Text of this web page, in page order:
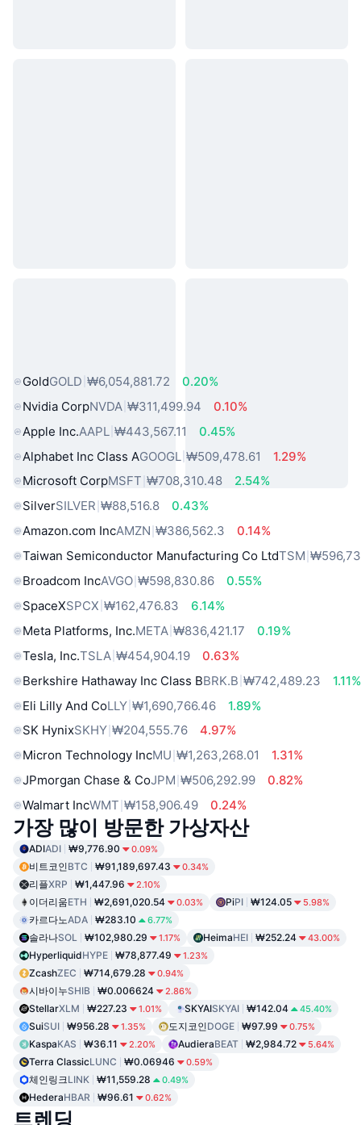
GoldGOLD ₩6,054,881.72
0.20%
Nvidia CorpNVDA ₩311,499.94
0.10%
Apple Inc.AAPL ₩443,567.11
0.45%
Alphabet Inc Class AGOOGL ₩509,478.61
1.29%
Microsoft CorpMSFT ₩708,310.48
2.54%
SilverSILVER ₩88,516.8
0.43%
Amazon.com IncAMZN ₩386,562.3
0.14%
Taiwan Semiconductor Manufacturing Co LtdTSM
Broadcom IncAVGO ₩598,830.86
0.55%
SpaceXSPCX ₩162,476.83
6.14%
Meta Platforms, Inc.META ₩836,421.17
0.19%
Tesla, Inc.TSLA ₩454,904.19
0.63%
Berkshire Hathaway Inc Class BBRK.B ₩742,489.23
1.11%
Eli Lilly And CoLLY ₩1,690,766.46
1.89%
SK HynixSKHY ₩204,555.76
4.97%
Micron Technology IncMU ₩1,263,268.01
1.31%
JPmorgan Chase & CoJPM ₩506,292.99
0.82%
Walmart IncWMT ₩158,906.49 0.24%
가장 많이 방문한 가상자산
ADIADI ₩9,776.90 0.09%
비트코인BTC ₩91,189,697.43 0.34%
리플XRP ₩1,447.96 2.10%
이더리움ETH ₩2,691,020.54 0.03% PiPI ₩124.05 5.98%
카르다노ADA ₩283.10 6.77%
솔라나SOL ₩102,980.29 1.17% HeimaHEI ₩252.24 43.00%
HyperliquidHYPE ₩78,877.49 1.23%
ZcashZEC ₩714,679.28 0.94%
시바이누SHIB ₩0.006624 2.86%
StellarXLM ₩227.23 1.01% SKYAISKYAI ₩142.04 45.40%
SuiSUI ₩956.28 1.35% 도지코인DOGE ₩97.99 0.75%
KaspaKAS ₩36.11 2.20% AudieraBEAT ₩2,984.72 5.64%
Terra ClassicLUNC ₩0.06946 0.59%
체인링크LINK ₩11,559.28 0.49%
HederaHBAR ₩96.61 0.62%
트렌딩